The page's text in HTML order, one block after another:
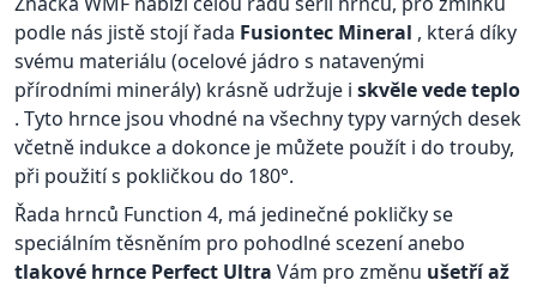
podle nás jistě stojí řada Fusiontec Mineral , která díky
svému materiálu (ocelové jádro s natavenými
přírodními minerály) krásně udržuje i skvěle vede teplo
. Tyto hrnce jsou vhodné na všechny typy varných desek
včetně indukce a dokonce je můžete použít i do trouby,
při použití s pokličkou do 180°.
Řada hrnců Function 4, má jedinečné pokličky se
speciálním těsněním pro pohodlné scezení anebo
tlakové hrnce Perfect Ultra Vám pro změnu ušetří až